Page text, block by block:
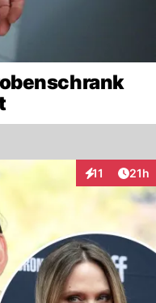
11
Interaktionen
21h